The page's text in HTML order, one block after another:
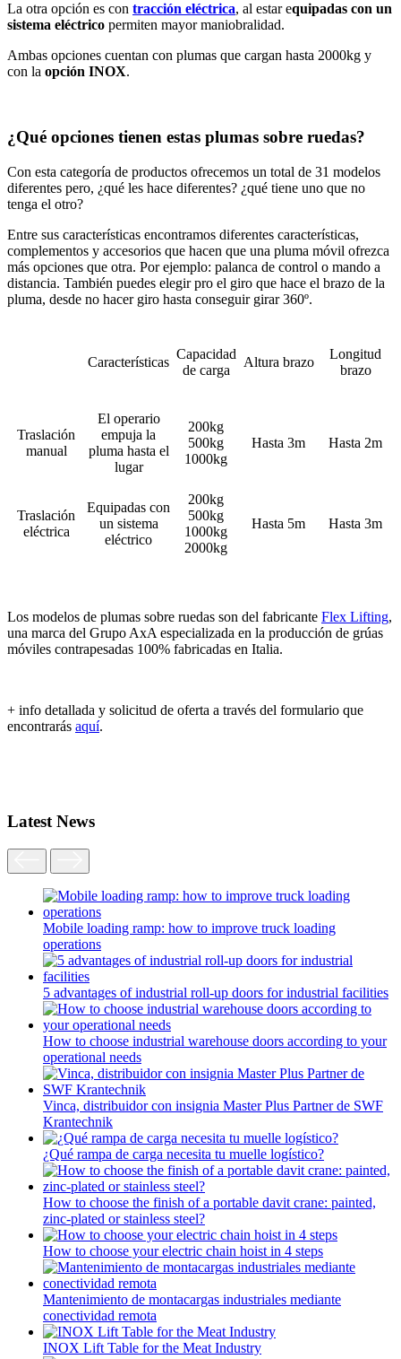
La otra opción es con tracción eléctrica, al estar equipadas con un
sistema eléctrico permiten mayor maniobralidad.
Ambas opciones cuentan con plumas que cargan hasta 2000kg y
con la opción INOX.
¿Qué opciones tienen estas plumas sobre ruedas?
Con esta categoría de productos ofrecemos un total de 31 modelos
diferentes pero, ¿qué les hace diferentes? ¿qué tiene uno que no
tenga el otro?
Entre sus características encontramos diferentes características,
complementos y accesorios que hacen que una pluma móvil ofrezca
más opciones que otra. Por ejemplo: palanca de control o mando a
distancia. También puedes elegir pro el giro que hace el brazo de la
pluma, desde no hacer giro hasta conseguir girar 360º.
Características
Capacidad
de carga
Altura brazo
Longitud
brazo
Traslación
manual
El operario
empuja la
pluma hasta el
lugar
200kg
500kg
1000kg
Hasta 3m Hasta 2m
Traslación
eléctrica
Equipadas con
un sistema
eléctrico
200kg
500kg
1000kg
2000kg
Hasta 5m Hasta 3m
Los modelos de plumas sobre ruedas son del fabricante Flex Lifting,
una marca del Grupo AxA especializada en la producción de grúas
móviles contrapesadas 100% fabricadas en Italia.
+ info detallada y solicitud de oferta a través del formulario que
encontrarás aquí.
Latest News
Mobile loading ramp: how to improve truck loading
operations
5 advantages of industrial roll-up doors for industrial facilities
How to choose industrial warehouse doors according to your
operational needs
Vinca, distribuidor con insignia Master Plus Partner de SWF
Krantechnik
¿Qué rampa de carga necesita tu muelle logístico?
How to choose the finish of a portable davit crane: painted,
zinc-plated or stainless steel?
How to choose your electric chain hoist in 4 steps
Mantenimiento de montacargas industriales mediante
conectividad remota
INOX Lift Table for the Meat Industry